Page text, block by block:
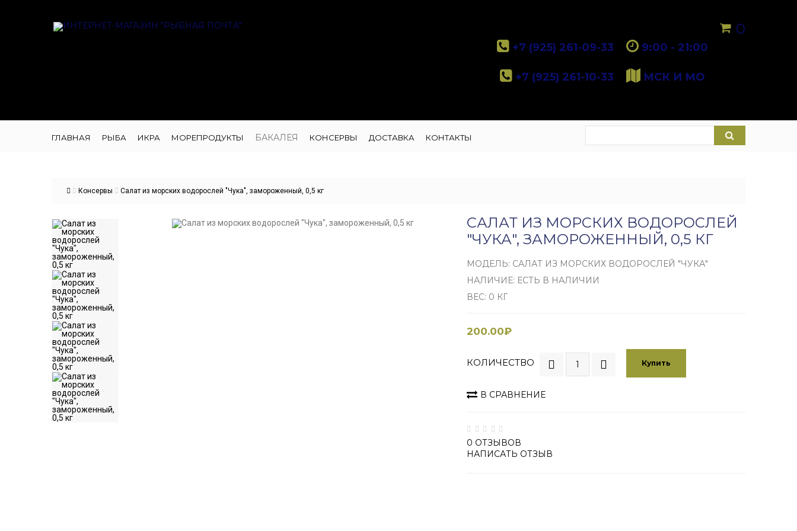
0
+7 (925) 261-09-33 9:00 - 21:00
+7 (925) 261-10-33 МСК И МО
ГЛАВНАЯ РЫБА ИКРА МОРЕПРОДУКТЫ БАКАЛЕЯ КОНСЕРВЫ ДОСТАВКА КОНТАКТЫ
Консервы Салат из морских водорослей "Чука", замороженный, 0,5 кг
САЛАТ ИЗ МОРСКИХ ВОДОРОСЛЕЙ
"ЧУКА", ЗАМОРОЖЕННЫЙ, 0,5 КГ
МОДЕЛЬ: САЛАТ ИЗ МОРСКИХ ВОДОРОСЛЕЙ "ЧУКА"
НАЛИЧИЕ: ЕСТЬ В НАЛИЧИИ
ВЕС: 0 КГ
200.00₽
КОЛИЧЕСТВО Купить
В СРАВНЕНИЕ
0 ОТЗЫВОВ
НАПИСАТЬ ОТЗЫВ